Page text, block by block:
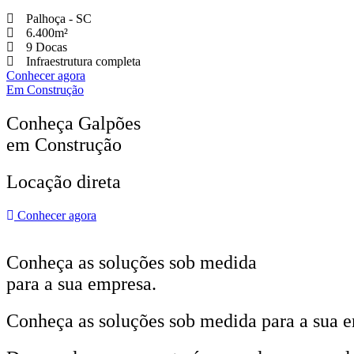
Palhoça - SC
6.400m²
9 Docas
Infraestrutura completa
Conhecer agora
Em Construção
Conheça Galpões
em Construção
Locação direta
Conhecer agora
Conheça as soluções sob medida
para a sua empresa.
Conheça as soluções sob medida para a sua